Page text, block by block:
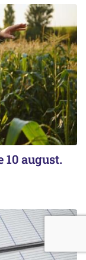
august.